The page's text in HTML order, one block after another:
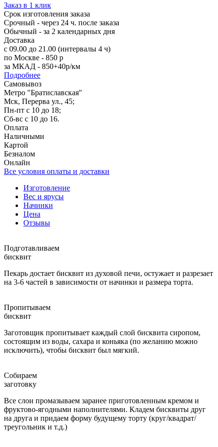
Заказ в 1 клик
Срок изготовления заказа
Срочный - через 24 ч. после заказа
Обычный - за 2 календарных дня
Доставка
с 09.00 до 21.00 (интервалы 4 ч)
по Москве - 850 р
за МКАД - 850+40р/км
Подробнее
Самовывоз
Метро "Братиславская"
Мск, Перерва ул., 45;
Пн-пт с 10 до 18;
Сб-вс с 10 до 16.
Оплата
Наличными
Картой
Безналом
Онлайн
Все условия оплаты и доставки
Изготовление
Вес и ярусы
Начинки
Цена
Отзывы
Подготавливаем
бисквит
Пекарь достает бисквит из духовой печи, остужает и разрезает
на 3-6 частей в зависимости от начинки и размера торта.
Пропитываем
бисквит
Заготовщик пропитывает каждый слой бисквита сиропом,
состоящим из воды, сахара и коньяка (по желанию можно
исключить), чтобы бисквит был мягкий.
Собираем
заготовку
Все слои промазываем заранее приготовленным кремом и
фруктово-ягодными наполнителями. Кладем бисквиты друг
на друга и придаем форму будущему торту (круг/квадрат/
треугольник и т.д.)